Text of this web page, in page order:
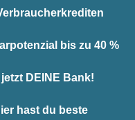
bis zu 40 %
DEINE Bank!
hast du beste